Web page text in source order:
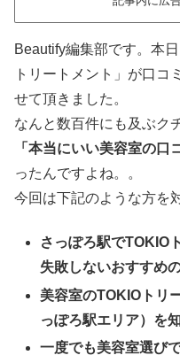
Beautify編集部です。本
トリートメント」が口コ
せて頂きました。
なんと数百件にも及ぶク
「本当にいい美容室の口
ったんですよね。。
今回は下記のような方を
さっぽろ駅でTOKIO
失敗しないおすすめ
美容室のTOKIOトリ
っぽろ駅エリア）を
一度でも美容室選び